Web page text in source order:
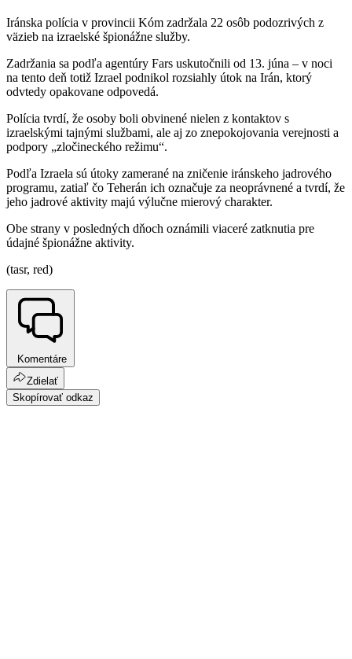
Iránska polícia v provincii Kóm zadržala 22 osôb podozrivých z
väzieb na izraelské špionážne služby.
Zadržania sa podľa agentúry Fars uskutočnili od 13. júna – v noci
na tento deň totiž Izrael podnikol rozsiahly útok na Irán, ktorý
odvtedy opakovane odpovedá.
Polícia tvrdí, že osoby boli obvinené nielen z kontaktov s
izraelskými tajnými službami, ale aj zo znepokojovania verejnosti a
podpory „zločineckého režimu“.
Podľa Izraela sú útoky zamerané na zničenie iránskeho jadrového
programu, zatiaľ čo Teherán ich označuje za neoprávnené a tvrdí, že
jeho jadrové aktivity majú výlučne mierový charakter.
Obe strany v posledných dňoch oznámili viaceré zatknutia pre
údajné špionážne aktivity.
(tasr, red)
Komentáre
Zdielať
Skopírovať odkaz